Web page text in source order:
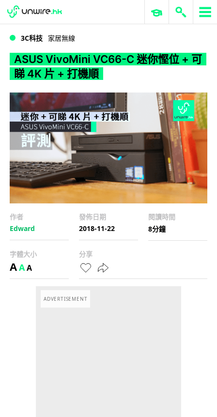
WWDC 2026 ERP 與商業 AI
3C科技 家居無線
ASUS VivoMini VC66-C 迷你慳位 + 可
睇 4K 片 + 打機順
作者
Edward
發佈日期
2018-11-22
閱讀時間
8分鐘
字體大小
AAA
分享
ADVERTISEMENT